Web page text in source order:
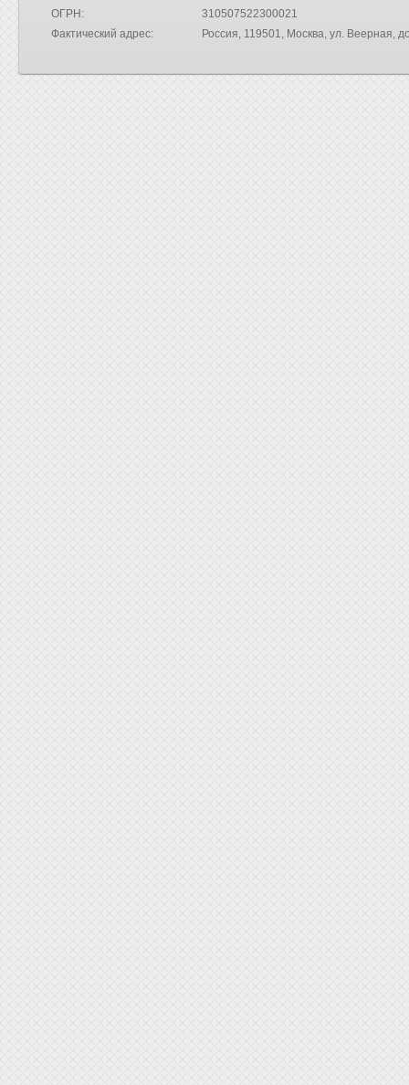
ОГРН:
310507522300021
Фактический адрес:
Россия, 119501, Москва, ул. Веерная,